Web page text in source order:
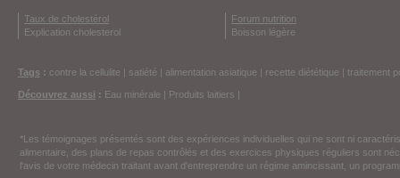
Taux de cholestérol
Explication cholesterol
Forum nutrition
Boisson légère
Tags : contre la cellulite | satiété | alimentation asiatique | recette diététique | traitement
Découvrez aussi : Eau minérale | Produits laitiers |
*Les témoignages présentés sont des expériences individuelles qui ne sont ni
alimentaire, des plans de repas contrôlés et des exercices physiques réguliers sont
l'avis de votre médecin traitant avant d'entreprendre un régime amincissant, un